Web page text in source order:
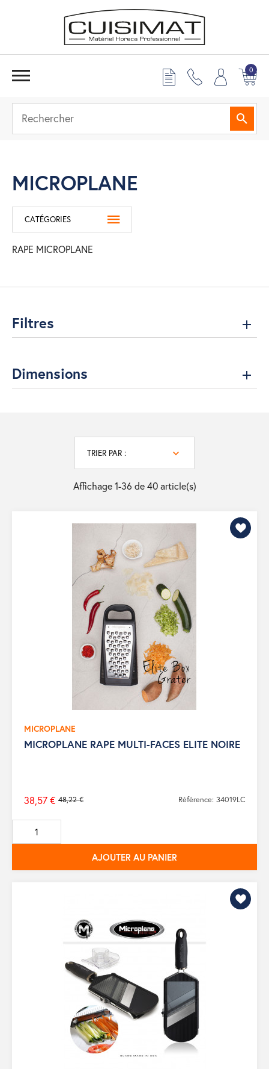
0
MICROPLANE
CATÉGORIES
RAPE MICROPLANE
Filtres
Dimensions
TRIER PAR :
Affichage 1-36 de 40 article(s)
MICROPLANE
MICROPLANE RAPE MULTI-FACES ELITE NOIRE
Prix
de
base
48,22 €
38,57 € Référence: 34019LC
AJOUTER AU PANIER